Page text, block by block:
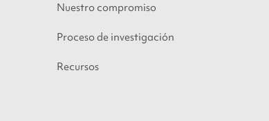
Nuestro compromiso
Proceso de investigación
Recursos